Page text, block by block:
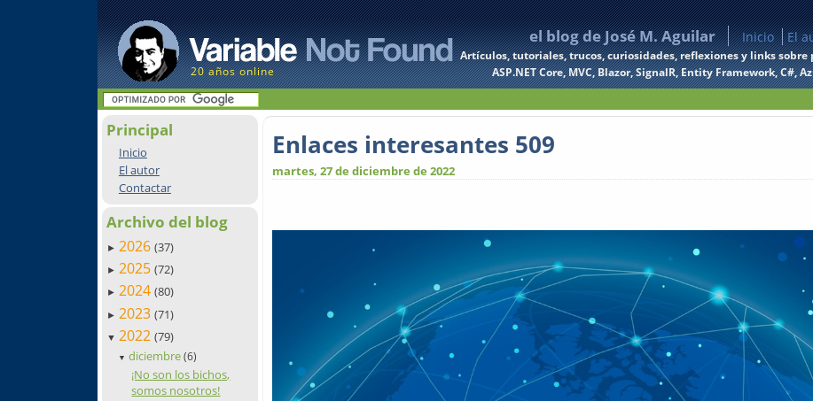
20 años online
el blog de José M. Aguilar Inicio El
Artículos, tutoriales, trucos, curiosidades, reflexiones y links sobre
ASP.NET Core, MVC, Blazor, SignalR, Entity Framework, C#,
Principal
Inicio
El autor
Contactar
Archivo del blog
► 2026 (37)
► 2025 (72)
► 2024 (80)
► 2023 (71)
▼ 2022 (79)
▼ diciembre(6)
¡No son los bichos,
somos nosotros!
Enlaces interesantes 509
martes, 27 de diciembre de 2022